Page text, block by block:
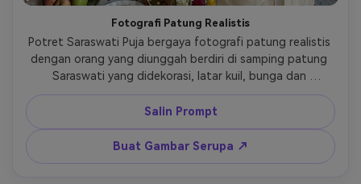
Fotografi Patung Realistis
Potret Saraswati Puja bergaya fotografi patung realistis
dengan orang yang diunggah berdiri di samping patung
Saraswati yang didekorasi, latar kuil, bunga dan
persembahan, warna kulit alami, realisme devosional
Salin Prompt
Buat Gambar Serupa ↗